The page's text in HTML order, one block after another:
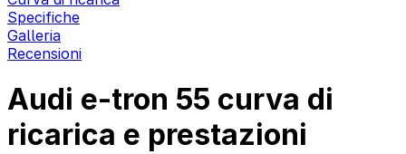
Specifiche
Galleria
Recensioni
Audi e-tron 55 curva di
ricarica e prestazioni